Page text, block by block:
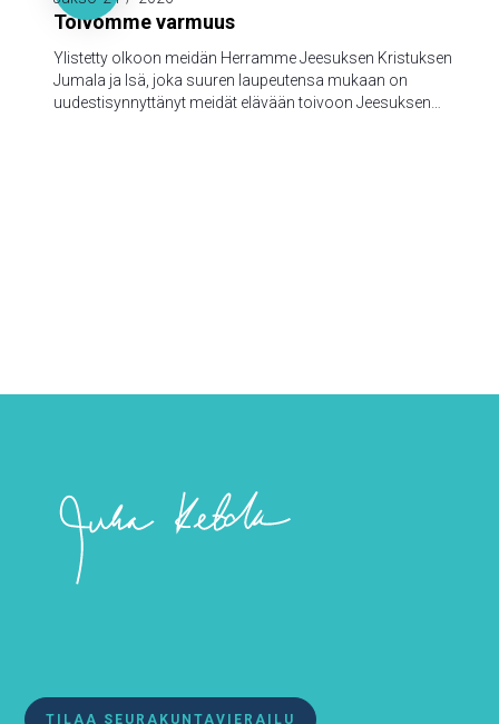
Toivomme varmuus
Ylistetty olkoon meidän Herramme Jeesuksen Kristuksen
Jumala ja Isä, joka suuren laupeutensa mukaan on
uudestisynnyttänyt meidät elävään toivoon Jeesuksen
TILAA SEURAKUNTAVIERAILU